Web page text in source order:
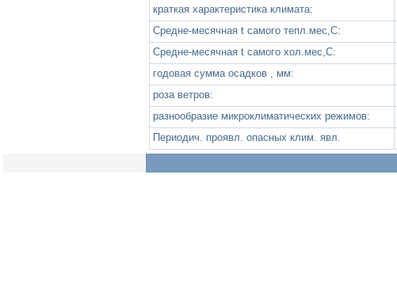
краткая характеристика климата:
Средне-месячная t самого тепл.мес,С:
Средне-месячная t самого хол.мес,С:
годовая сумма осадков , мм:
роза ветров:
разнообразие микроклиматических режимов:
Периодич. проявл. опасных клим. явл.